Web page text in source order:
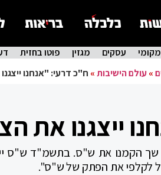
מקומי עסקים מגזין פוטו בחזית
»עולם הישיבות» ח"כ דרעי: "אנחנו
ייצגנו את
שך הקמנו את ש"ס. בתשמ"ד ש"ס
לקלפי את הפתק של ש"ס".